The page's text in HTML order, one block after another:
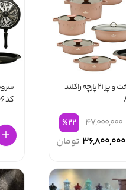
سرویس پخت و پز 21 پارچه راکلند
47,000,000
%22
36,800,000 تومان
کد 800106